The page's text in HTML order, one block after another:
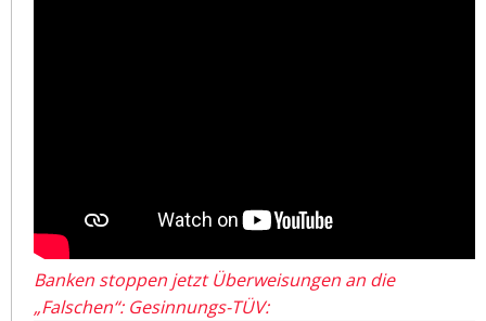
Banken stoppen jetzt Überweisungen an die
„Falschen“: Gesinnungs-TÜV: